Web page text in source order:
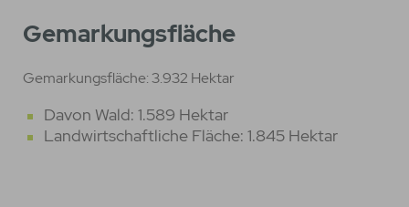
Gemarkungsfläche
Gemarkungsfläche: 3.932 Hektar
Davon Wald: 1.589 Hektar
Landwirtschaftliche Fläche: 1.845 Hektar